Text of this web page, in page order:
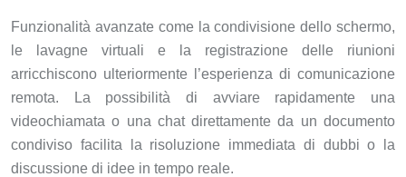
Funzionalità avanzate come la condivisione dello schermo,
le lavagne virtuali e la registrazione delle riunioni
arricchiscono ulteriormente l’esperienza di comunicazione
remota. La possibilità di avviare rapidamente una
videochiamata o una chat direttamente da un documento
condiviso facilita la risoluzione immediata di dubbi o la
discussione di idee in tempo reale.